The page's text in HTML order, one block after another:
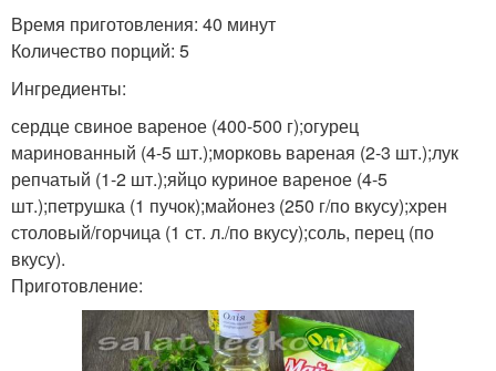
Время приготовления: 40 минут
Количество порций: 5
Ингредиенты:
сердце свиное вареное (400-500 г);огурец
маринованный (4-5 шт.);морковь вареная (2-3 шт.);лук
репчатый (1-2 шт.);яйцо куриное вареное (4-5
шт.);петрушка (1 пучок);майонез (250 г/по вкусу);хрен
столовый/горчица (1 ст. л./по вкусу);соль, перец (по
вкусу).
Приготовление: